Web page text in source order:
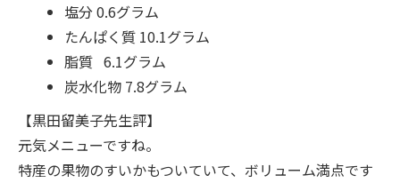
塩分 0.6グラム
たんぱく質 10.1グラム
脂質 6.1グラム
炭水化物 7.8グラム
【黒田留美子先生評】
元気メニューですね。
特産の果物のすいかもついていて、ボリューム満点です